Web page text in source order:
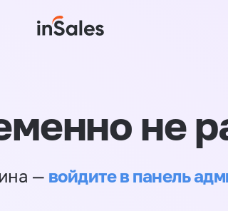
не
— войдите в панель